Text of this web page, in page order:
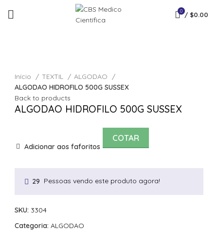
0 / $0.00
Início
TEXTIL
ALGODAO
ALGODAO HIDROFILO 500G SUSSEX
Back to products
ALGODAO HIDROFILO 500G SUSSEX
Adicionar aos faforitos
COTAR
29 Pessoas vendo este produto agora!
SKU: 3304
Categoria: ALGODAO